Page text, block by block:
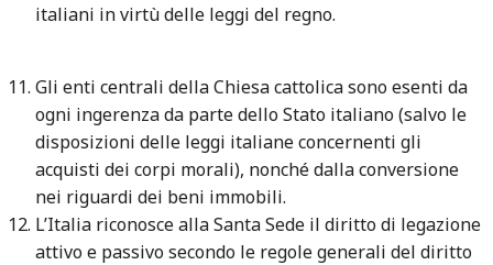
italiani in virtù delle leggi del regno.
Gli enti centrali della Chiesa cattolica sono esenti da
ogni ingerenza da parte dello Stato italiano (salvo le
disposizioni delle leggi italiane concernenti gli
acquisti dei corpi morali), nonché dalla conversione
nei riguardi dei beni immobili.
L’Italia riconosce alla Santa Sede il diritto di legazione
attivo e passivo secondo le regole generali del diritto